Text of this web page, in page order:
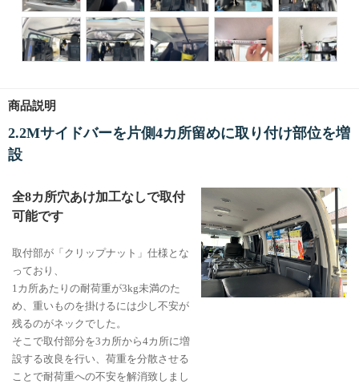
商品説明
2.2Mサイドバーを片側4カ所留めに取り付け部位を増
設
全8カ所穴あけ加工なしで取付
可能です
取付部が「クリップナット」仕様とな
っており、
1カ所あたりの耐荷重が3kg未満のた
め、重いものを掛けるには少し不安が
残るのがネックでした。
そこで取付部分を3カ所から4カ所に増
設する改良を行い、荷重を分散させる
ことで耐荷重への不安を解消致しまし